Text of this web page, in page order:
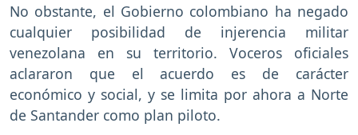
No obstante, el Gobierno colombiano ha negado
cualquier posibilidad de injerencia militar
venezolana en su territorio. Voceros oficiales
aclararon que el acuerdo es de carácter
económico y social, y se limita por ahora a Norte
de Santander como plan piloto.